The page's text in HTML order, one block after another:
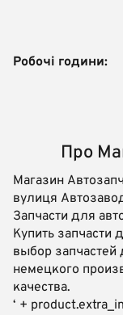
Робочі години:
Про
Магазин
вулиця
Запчасти для
Купить
выбор запчастей
немецкого
качества.
‘ +